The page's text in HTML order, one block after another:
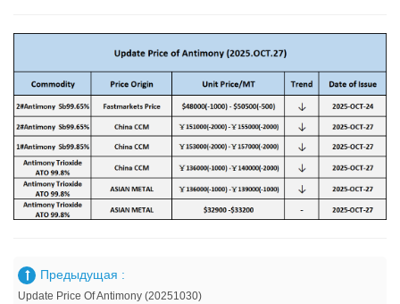
Предыдущая :
Update Price Of Antimony (20251030)